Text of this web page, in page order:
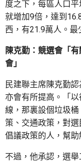
度之下，每區人口
就增加9倍，達到
西，有21.9萬人。最
陳克勤：競選會「
會」
民建聯主席陳克勤
亦會有所提高。「
線，那裏設個垃圾
策、交通政策，對
倡議政策的人，幫助
不過，他承認，選